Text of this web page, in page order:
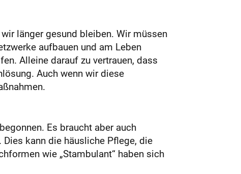
länger gesund bleiben. Wir müssen
aufbauen und am Leben
Alleine darauf zu vertrauen, dass
Auch wenn wir diese
Es braucht aber auch
kann die häusliche Pflege, die
wie „Stambulant“ haben sich